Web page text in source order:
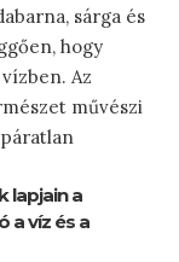
sárga és
hogy
Az
művészi
lapjain a
a víz és a